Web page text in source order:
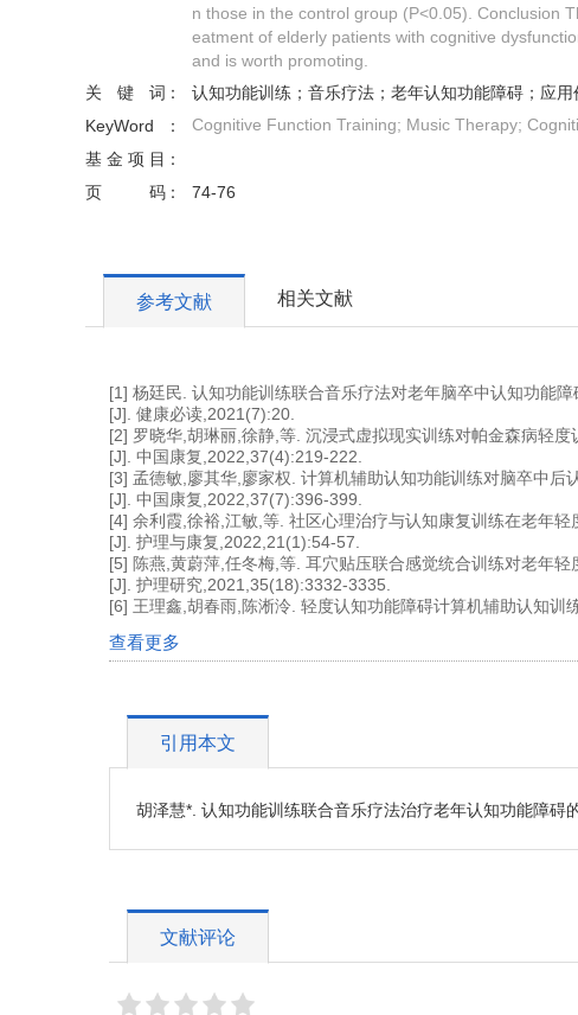
n those in the control group (P<0.05). Conclusion
eatment of elderly patients with cognitive
and is worth promoting.
关键词
认知功能训练；音乐疗法；老年认知功能障碍；应用
KeyWord
Cognitive Function Training; Music Therapy;
基金项目
页码
74-76
参考文献 相关文献
[1] 杨廷民. 认知功能训练联合音乐疗法对老年脑卒中认知功能
[J]. 健康必读,2021(7):20.
[2] 罗晓华,胡琳丽,徐静,等. 沉浸式虚拟现实训练对帕金森病轻
[J]. 中国康复,2022,37(4):219-222.
[3] 孟德敏,廖其华,廖家权. 计算机辅助认知功能训练对脑卒中
[J]. 中国康复,2022,37(7):396-399.
[4] 余利霞,徐裕,江敏,等. 社区心理治疗与认知康复训练在老年
[J]. 护理与康复,2022,21(1):54-57.
[5] 陈燕,黄蔚萍,任冬梅,等. 耳穴贴压联合感觉统合训练对老年
[J]. 护理研究,2021,35(18):3332-3335.
[6] 王理鑫,胡春雨,陈淅泠. 轻度认知功能障碍计算机辅助认知训
查看更多
引用本文
胡泽慧*. 认知功能训练联合音乐疗法治疗老年认知功能障
文献评论